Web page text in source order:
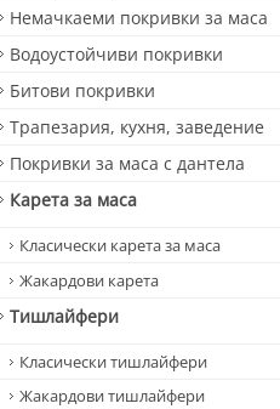
Немачкаеми покривки за маса
Водоустойчиви покривки
Битови покривки
Трапезария, кухня, заведение
Покривки за маса с дантела
Карета за маса
Класически карета за маса
Жакардови карета
Тишлайфери
Класически тишлайфери
Жакардови тишлайфери